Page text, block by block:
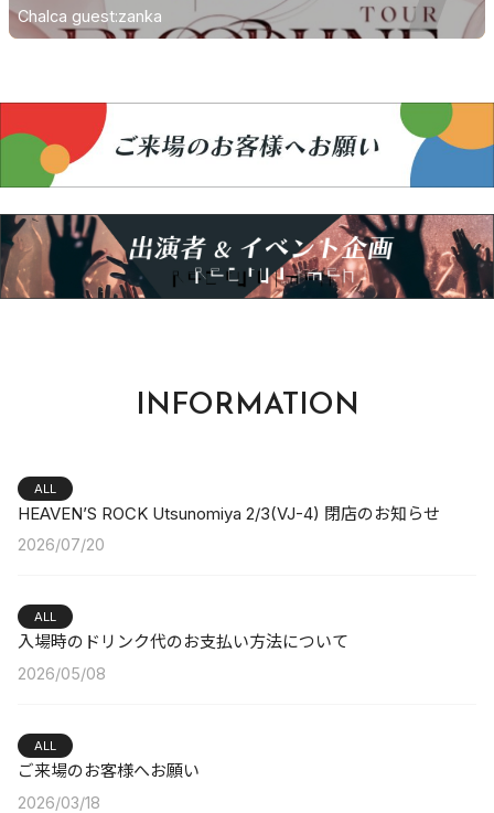
Chalca guest:zanka
INFORMATION
ALL
HEAVEN’S ROCK Utsunomiya 2/3(VJ-4) 閉店のお知らせ
2026/07/20
ALL
入場時のドリンク代のお支払い方法について
2026/05/08
ALL
ご来場のお客様へお願い
2026/03/18